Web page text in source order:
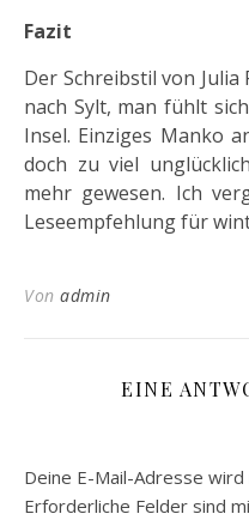
Fazit
Der Schreibstil von
nach Sylt, man fühlt
Insel. Einziges Manko
doch zu viel
mehr gewesen. Ich
Leseempfehlung für
Von admin
EINE
Deine E-Mail-Adresse
Erforderliche Felder sind